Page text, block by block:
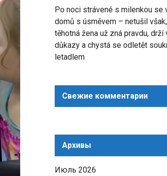
Po noci strávené s milenkou se
domů s úsměvem – netušil
těhotná žena už zná pravdu, drží
důkazy a chystá se odletět
letadlem
Свежие комментарии
Архивы
Июль 2026